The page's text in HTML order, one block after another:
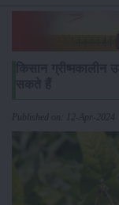
Published on: 12-Apr-2024